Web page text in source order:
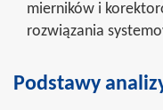
mierników i
rozwiązania
Podstawy